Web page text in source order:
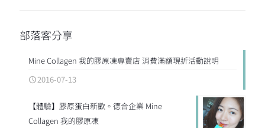
部落客分享
Mine Collagen 我的膠原凍專賣店 消費滿額現折活動說明
2016-07-13
【體驗】膠原蛋白新歡。德合企業 Mine
Collagen 我的膠原凍